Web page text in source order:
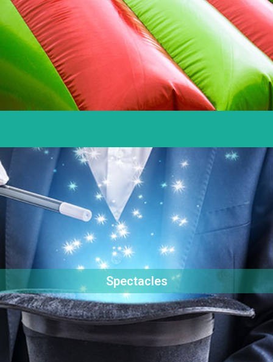
Spectacles